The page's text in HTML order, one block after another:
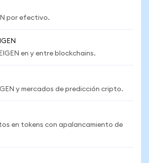
por efectivo.
en y entre blockchains.
y mercados de predicción cripto.
en tokens con apalancamiento de